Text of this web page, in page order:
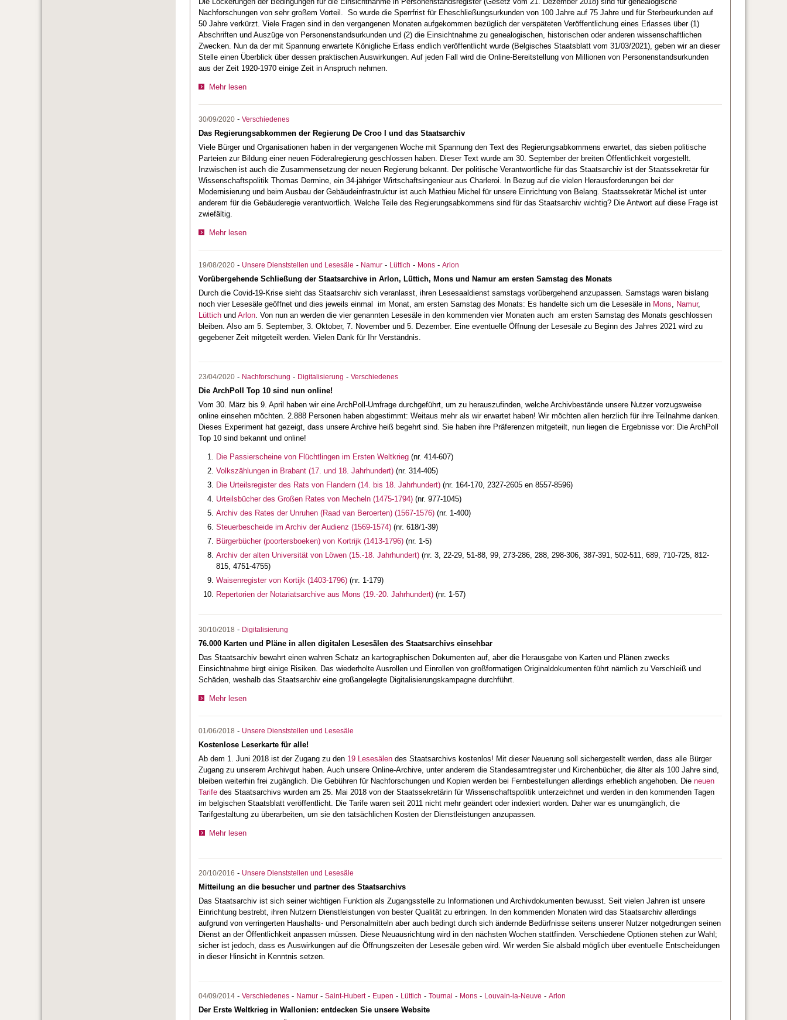
Nachforschungen von sehr großem Vorteil. So wurde die Sperrfrist für Eheschließungsurkunden von 100 Jahre auf 75 Jahre und für Sterbeurkunden auf
50 Jahre verkürzt. Viele Fragen sind in den vergangenen Monaten aufgekommen bezüglich der verspäteten Veröffentlichung eines Erlasses über (1)
Abschriften und Auszüge von Personenstandsurkunden und (2) die Einsichtnahme zu genealogischen, historischen oder anderen wissenschaftlichen
Zwecken. Nun da der mit Spannung erwartete Königliche Erlass endlich veröffentlicht wurde (Belgisches Staatsblatt vom 31/03/2021), geben wir an dieser
Stelle einen Überblick über dessen praktischen Auswirkungen. Auf jeden Fall wird die Online-Bereitstellung von Millionen von Personenstandsurkunden
aus der Zeit 1920-1970 einige Zeit in Anspruch nehmen.
Mehr lesen
30/09/2020- Verschiedenes
Das Regierungsabkommen der Regierung De Croo I und das Staatsarchiv
Viele Bürger und Organisationen haben in der vergangenen Woche mit Spannung den Text des Regierungsabkommens erwartet, das sieben politische
Parteien zur Bildung einer neuen Föderalregierung geschlossen haben. Dieser Text wurde am 30. September der breiten Öffentlichkeit vorgestellt.
Inzwischen ist auch die Zusammensetzung der neuen Regierung bekannt. Der politische Verantwortliche für das Staatsarchiv ist der Staatssekretär für
Wissenschaftspolitik Thomas Dermine, ein 34-jähriger Wirtschaftsingenieur aus Charleroi. In Bezug auf die vielen Herausforderungen bei der
Modernisierung und beim Ausbau der Gebäudeinfrastruktur ist auch Mathieu Michel für unsere Einrichtung von Belang. Staatssekretär Michel ist unter
anderem für die Gebäuderegie verantwortlich. Welche Teile des Regierungsabkommens sind für das Staatsarchiv wichtig? Die Antwort auf diese Frage ist
zwiefältig.
Mehr lesen
19/08/2020- Unsere Dienststellen und Lesesäle - Namur- Lüttich - Mons- Arlon
Vorübergehende Schließung der Staatsarchive in Arlon, Lüttich, Mons und Namur am ersten Samstag des Monats
Durch die Covid-19-Krise sieht das Staatsarchiv sich veranlasst, ihren Lesesaaldienst samstags vorübergehend anzupassen. Samstags waren bislang
noch vier Lesesäle geöffnet und dies jeweils einmal im Monat, am ersten Samstag des Monats: Es handelte sich um die Lesesäle in Mons Namur,
Lüttichund Arlon. Von nun an werden die vier genannten Lesesäle in den kommenden vier Monaten auch am ersten Samstag des Monats geschlossen
bleiben. Also am 5. September, 3. Oktober, 7. November und 5. Dezember. Eine eventuelle Öffnung der Lesesäle zu Beginn des Jahres 2021 wird zu
gegebener Zeit mitgeteilt werden. Vielen Dank für Ihr Verständnis.
23/04/2020- Nachforschung - Digitalisierung - Verschiedenes
Die ArchPoll Top 10 sind nun online!
Vom 30. März bis 9. April haben wir eine ArchPoll-Umfrage durchgeführt, um zu herauszufinden, welche Archivbestände unsere Nutzer vorzugsweise
online einsehen möchten. 2.888 Personen haben abgestimmt: Weitaus mehr als wir erwartet haben! Wir möchten allen herzlich für ihre Teilnahme danken.
Dieses Experiment hat gezeigt, dass unsere Archive heiß begehrt sind. Sie haben ihre Präferenzen mitgeteilt, nun liegen die Ergebnisse vor: Die ArchPoll
Top 10 sind bekannt und online!
Die Passierscheine von Flüchtlingen im Ersten Weltkrieg(nr. 414-607)
Volkszählungen in Brabant (17. und 18. Jahrhundert)(nr. 314-405)
Die Urteilsregister des Rats von Flandern (14. bis 18. Jahrhundert)(nr. 164-170, 2327-2605 en 8557-8596)
Urteilsbücher des Großen Rates von Mecheln (1475-1794)(nr. 977-1045)
Archiv des Rates der Unruhen (Raad van Beroerten) (1567-1576)(nr. 1-400)
Steuerbescheide im Archiv der Audienz (1569-1574)(nr. 618/1-39)
Bürgerbücher (poortersboeken) von Kortrijk (1413-1796)(nr. 1-5)
Archiv der alten Universität von Löwen (15.-18. Jahrhundert)(nr. 3, 22-29, 51-88, 99, 273-286, 288, 298-306, 387-391, 502-511, 689, 710-725, 812-
815, 4751-4755)
Waisenregister von Kortijk (1403-1796)(nr. 1-179)
Repertorien der Notariatsarchive aus Mons (19.-20. Jahrhundert)(nr. 1-57)
30/10/2018 - Digitalisierung
76.000 Karten und Pläne in allen digitalen Lesesälen des Staatsarchivs einsehbar
Das Staatsarchiv bewahrt einen wahren Schatz an kartographischen Dokumenten auf, aber die Herausgabe von Karten und Plänen zwecks
Einsichtnahme birgt einige Risiken. Das wiederholte Ausrollen und Einrollen von großformatigen Originaldokumenten führt nämlich zu Verschleiß und
Schäden, weshalb das Staatsarchiv eine großangelegte Digitalisierungskampagne durchführt.
Mehr lesen
01/06/2018 - Unsere Dienststellen und Lesesäle
Kostenlose Leserkarte für alle!
Ab dem 1. Juni 2018 ist der Zugang zu den 19 Lesesälendes Staatsarchivs kostenlos! Mit dieser Neuerung soll sichergestellt werden, dass alle Bürger
Zugang zu unserem Archivgut haben. Auch unsere Online-Archive, unter anderem die Standesamtregister und Kirchenbücher, die älter als 100 Jahre sind,
bleiben weiterhin frei zugänglich. Die Gebühren für Nachforschungen und Kopien werden bei Fernbestellungen allerdings erheblich angehoben. Die neuen
Tarifedes Staatsarchivs wurden am 25. Mai 2018 von der Staatssekretärin für Wissenschaftspolitik unterzeichnet und werden in den kommenden Tagen
im belgischen Staatsblatt veröffentlicht. Die Tarife waren seit 2011 nicht mehr geändert oder indexiert worden. Daher war es unumgänglich, die
Tarifgestaltung zu überarbeiten, um sie den tatsächlichen Kosten der Dienstleistungen anzupassen.
Mehr lesen
20/10/2016 - Unsere Dienststellen und Lesesäle
Mitteilung an die besucher und partner des Staatsarchivs
Das Staatsarchiv ist sich seiner wichtigen Funktion als Zugangsstelle zu Informationen und Archivdokumenten bewusst. Seit vielen Jahren ist unsere
Einrichtung bestrebt, ihren Nutzern Dienstleistungen von bester Qualität zu erbringen. In den kommenden Monaten wird das Staatsarchiv allerdings
aufgrund von verringerten Haushalts- und Personalmitteln aber auch bedingt durch sich ändernde Bedürfnisse seitens unserer Nutzer notgedrungen seinen
Dienst an der Öffentlichkeit anpassen müssen. Diese Neuausrichtung wird in den nächsten Wochen stattfinden. Verschiedene Optionen stehen zur Wahl;
sicher ist jedoch, dass es Auswirkungen auf die Öffnungszeiten der Lesesäle geben wird. Wir werden Sie alsbald möglich über eventuelle Entscheidungen
in dieser Hinsicht in Kenntnis setzen.
04/09/2014- Verschiedenes- Namur- Saint-Hubert- Eupen - Lüttich - Tournai - Mons- Louvain-la-Neuve - Arlon
Der Erste Weltkrieg in Wallonien: entdecken Sie unsere Website